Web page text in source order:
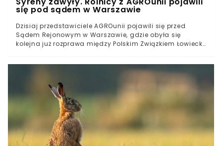
się pod sądem w Warszawie
Dzisiaj przedstawiciele AGROunii pojawili się przed
Sądem Rejonowym w Warszawie, gdzie obyła się
kolejna już rozprawa między Polskim Związkiem Łowiecki
w sprawie odbyła się ponad miesiąc temu, o czym
więcej pisaliśmy >tutaj<.- Polski Związek Łowiecki
oskarża nas i kolegę Filipa [Pawlika - przyp. red], że
została przez nas zabrana ich tablica, że ktoś z nas ją
ukradł, co jest absurdalne. Oni, zamiast zająć się tym,
czym powinni, to chcą oskarżać rolników i ich dobre
imię niszczyć - mówił dziś o sprawie Michał
Kołodziejczak. Zapraszamy do obejrzenia naszego
materiału wideo: